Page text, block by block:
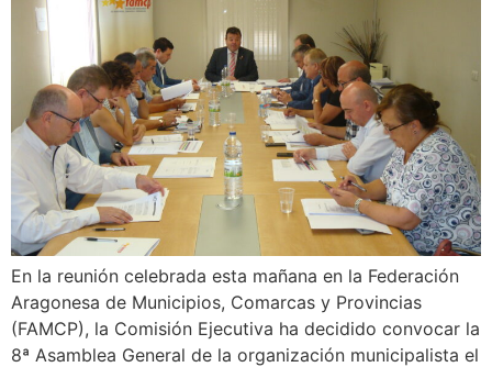
En la reunión celebrada esta mañana en la Federación
Aragonesa de Municipios, Comarcas y Provincias
(FAMCP), la Comisión Ejecutiva ha decidido convocar la
8ª Asamblea General de la organización municipalista el